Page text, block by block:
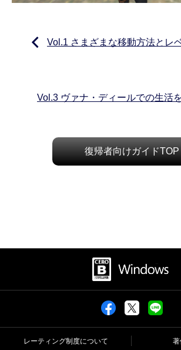
Vol.1 さまざまな移動方法とレ
Vol.3 ヴァナ・ディールでの生活
復帰者向けガイドTOP
レーティング制度について 著